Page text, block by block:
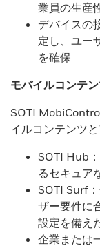
業員の生産
デバイスの
定し、ユー
を確保
モバイルコンテ
SOTI
イルコンテンツ
SOTI Hub
るセキュア
SOTI Surf
ザー要件に
設定を備え
企業または